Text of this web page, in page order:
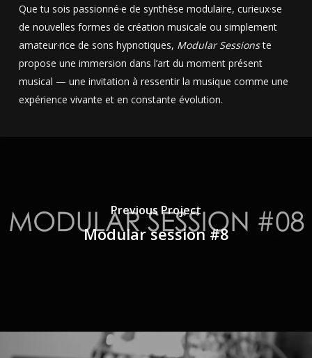
Que tu sois passionné·e de synthèse modulaire, curieux·se
de nouvelles formes de création musicale ou simplement
amateur·rice de sons hypnotiques, Modular Sessionste
propose une immersion dans l’art du moment présent
musical — une invitation à ressentir la musique comme une
expérience vivante et en constante évolution.
Previous Project
Modular session #8